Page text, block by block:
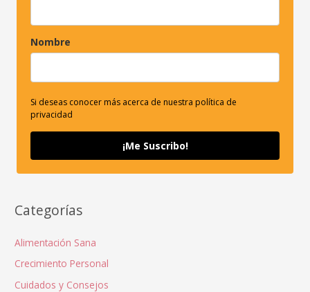
Nombre
Si deseas conocer más acerca de nuestra política de
privacidad
¡Me Suscribo!
Categorías
Alimentación Sana
Crecimiento Personal
Cuidados y Consejos